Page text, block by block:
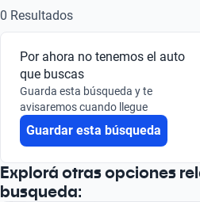
Buscá por marca
Buscá por modelo
Buscá por versión
0 Resultados
Por ahora no tenemos el auto
que buscas
Guarda esta búsqueda y te
avisaremos cuando llegue
Guardar esta búsqueda
Explorá otras opciones
busqueda: